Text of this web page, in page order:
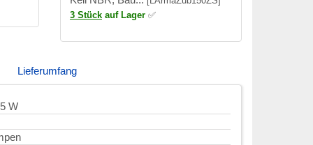
3 Stückauf Lager✅
Lieferumfang
W